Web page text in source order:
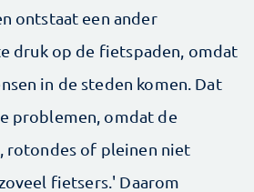
ontstaat een ander
druk op de fietspaden, omdat
in de steden komen. Dat
problemen, omdat de
rotondes of pleinen niet
fietsers.' Daarom